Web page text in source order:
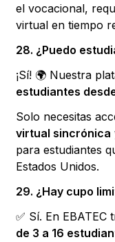
el vocacional,
virtual en tiempo
28. ¿Puedo
¡Sí! 🌍 Nuestra
estudiantes
Solo necesitas
virtual sincrónica
para estudiantes
Estados Unidos.
29. ¿Hay cupo
✅ Sí. En EBATEC
de 3 a 16